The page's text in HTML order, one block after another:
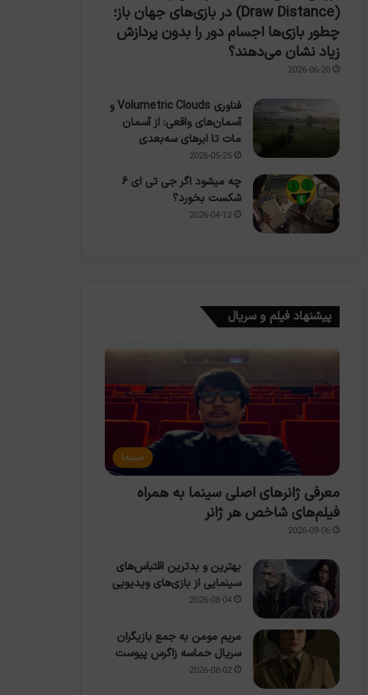
(Draw Distance) در بازی‌های جهان باز؛
چطور بازی‌ها اجسام دور را بدون پردازش
زیاد نشان می‌دهند؟
2026-06-20
فناوری Volumetric Clouds و
آسمان‌های واقعی: از آسمان
مات تا ابرهای سه‌بعدی
2026-05-25
چه میشود اگر جی تی ای ۶
شکست بخورد؟
2026-04-12
پیشنهاد فیلم و سریال
سینما
معرفی ژانرهای اصلی سینما به همراه
فیلم‌های شاخص هر ژانر
2026-08-06
بهترین و بدترین اقتباس‌های
سینمایی از بازی‌های ویدیویی
2026-08-04
مریم مومن به جمع بازیگران
سریال حماسه زاگرس پیوست
2026-08-02